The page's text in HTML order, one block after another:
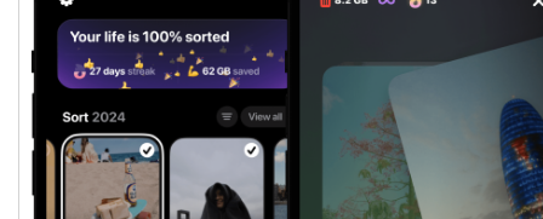
Downloaden
BitTorrent Clients
Nieuwslezers (Downloaden via usenet)
Onderhoud & Veiligheid
Computer opschonen